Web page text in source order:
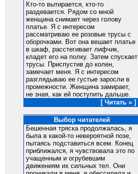
Кто-то вытирается, кто-то
раздевается. Рядом со мной
женщина снимает через голову
платье. Я с интересом
рассматриваю ее розовые трусы с
оборочками. Вот она вешает платье
в шкаф, расстегивает лифчик,
кладет его на полку. Затем спускает
трусы. Приспустив до колен,
замечает меня. Я с интересом
разглядываю ее густые заросли в
промежности. Женщина замирает,
не зная, как ей поступить дальше.
[ Читать » ]
Выбор читателей
Бешенная тряска продолжалась, я
была в какой-то невероятной позе,
пытаясь подставиться всем. Конец
приближался, я чувствовала это по
учащенным и огрубевшим
движениям их сильных тел. Они